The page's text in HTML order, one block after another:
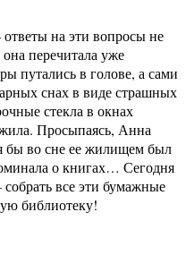
ответы на эти вопросы не
перечитала уже
путались в голове, а сами
снах в виде страшных
стекла в окнах
Просыпаясь, Анна
бы во сне ее жилищем был
о книгах… Сегодня
все эти бумажные
библиотеку!